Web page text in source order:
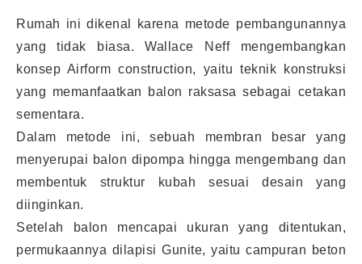
Rumah ini dikenal karena metode pembangunannya
yang tidak biasa. Wallace Neff mengembangkan
konsep Airform construction, yaitu teknik konstruksi
yang memanfaatkan balon raksasa sebagai cetakan
sementara.
Dalam metode ini, sebuah membran besar yang
menyerupai balon dipompa hingga mengembang dan
membentuk struktur kubah sesuai desain yang
diinginkan.
Setelah balon mencapai ukuran yang ditentukan,
permukaannya dilapisi Gunite, yaitu campuran beton